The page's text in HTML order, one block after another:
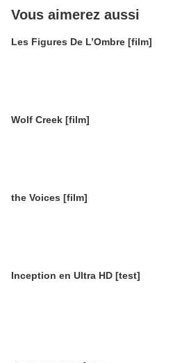
Vous aimerez aussi
Les Figures De L’Ombre [film]
Wolf Creek [film]
the Voices [film]
Inception en Ultra HD [test]